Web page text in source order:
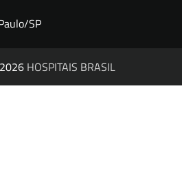
SP
HOSPITAIS BRASIL